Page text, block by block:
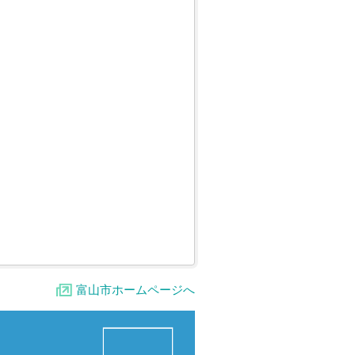
富山市ホームページへ